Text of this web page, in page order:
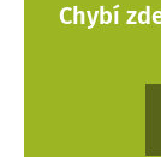
Chybí